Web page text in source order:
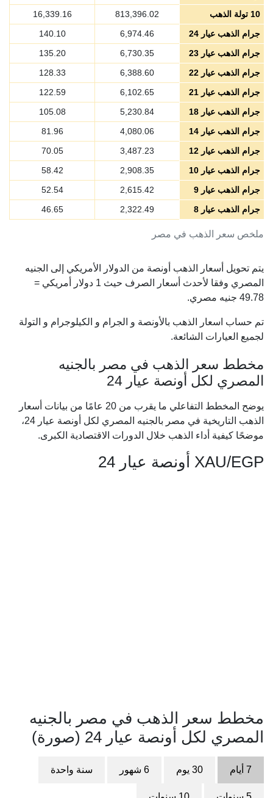
ملخص سعر الذهب في مصر
10 تولة الذهب
813,396.02
16,339.16
جرام الذهب عيار 24
6,974.46
140.10
جرام الذهب عيار 23
6,730.35
135.20
جرام الذهب عيار 22
6,388.60
128.33
جرام الذهب عيار 21
6,102.65
122.59
جرام الذهب عيار 18
5,230.84
105.08
جرام الذهب عيار 14
4,080.06
81.96
جرام الذهب عيار 12
3,487.23
70.05
جرام الذهب عيار 10
2,908.35
58.42
جرام الذهب عيار 9
2,615.42
52.54
جرام الذهب عيار 8
2,322.49
46.65
يتم تحويل أسعار الذهب أونصة من الدولار الأمريكي إلى الجنيه
المصري وفقا لأحدث أسعار الصرف حيث 1 دولار أمريكي =
49.78 جنيه مصري.
تم حساب اسعار الذهب بالأونصة و الجرام و الكيلوجرام و التولة
لجميع العيارات الشائعة.
مخطط سعر الذهب في مصر بالجنيه
المصري لكل أونصة عيار 24
يوضح المخطط التفاعلي ما يقرب من 20 عامًا من بيانات أسعار
الذهب التاريخية في مصر بالجنيه المصري لكل أونصة عيار 24،
موضحًا كيفية أداء الذهب خلال الدورات الاقتصادية الكبرى.
XAU/EGP أونصة عيار 24
مخطط سعر الذهب في مصر بالجنيه
المصري لكل أونصة عيار 24 (صورة)
7 أيام 30 يوم 6 شهور سنة واحدة